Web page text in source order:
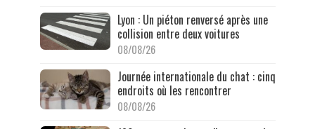
Lyon : Un piéton renversé après une
collision entre deux voitures
08/08/26
Journée internationale du chat : cinq
endroits où les rencontrer
08/08/26